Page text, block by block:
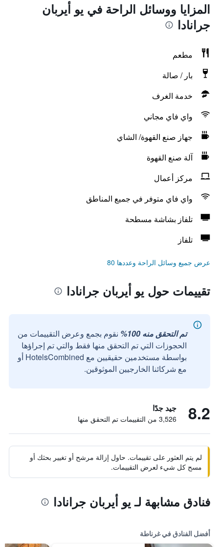
المزايا ووسائل الراحة في يو أيربان
جرانادا
مطعم
بار / صالة
خدمة الغرف
واي فاي مجاني
جهاز صنع القهوة/ الشاي
آلة صنع القهوة
مركز أعمال
واي فاي متوفر في جميع المناطق
تلفاز بشاشة مسطحة
تلفاز
عرض جميع وسائل الراحة وعددها 80
تقييمات حول يو أيربان جرانادا
تم التحقق منه 100%
نقوم بجمع وعرض التقييمات من
الحجوزات التي تم التحقق منها فقط والتي تم إجراؤها
بواسطة مستخدمين حقيقيين مع HotelsCombined أو
مع شركائنا الخارجيين الموثوقين.
8.2 جيد جدًا
3,526 من التقييمات تم التحقق منها
لم يتم العثور على تقييمات. حاول إزالة مرشح أو تغيير بحثك أو
مسح كل شيء لعرض التقييمات.
فنادق مشابهة لـ يو أيربان جرانادا
أفضل الفنادق في غرناطة